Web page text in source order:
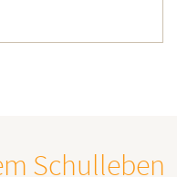
Schulleben